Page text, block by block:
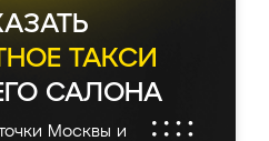
ТАКСИ
САЛОНА
Москвы и